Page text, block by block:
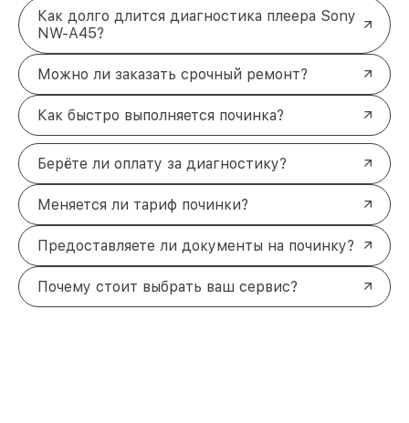
Как долго длится диагностика плеера Sony
NW-A45?
Можно ли заказать срочный ремонт?
Как быстро выполняется починка?
Берёте ли оплату за диагностику?
Меняется ли тариф починки?
Предоставляете ли документы на починку?
Почему стоит выбрать ваш сервис?